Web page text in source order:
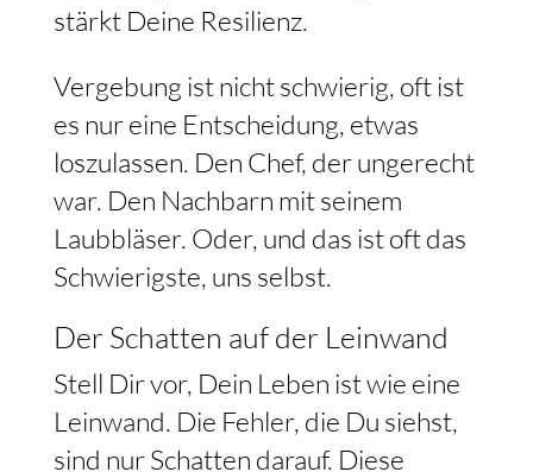
stärkt Deine Resilienz.
Vergebung ist nicht schwierig, oft ist
es nur eine Entscheidung, etwas
loszulassen. Den Chef, der ungerecht
war. Den Nachbarn mit seinem
Laubbläser. Oder, und das ist oft das
Schwierigste, uns selbst.
Der Schatten auf der Leinwand
Stell Dir vor, Dein Leben ist wie eine
Leinwand. Die Fehler, die Du siehst,
sind nur Schatten darauf. Diese